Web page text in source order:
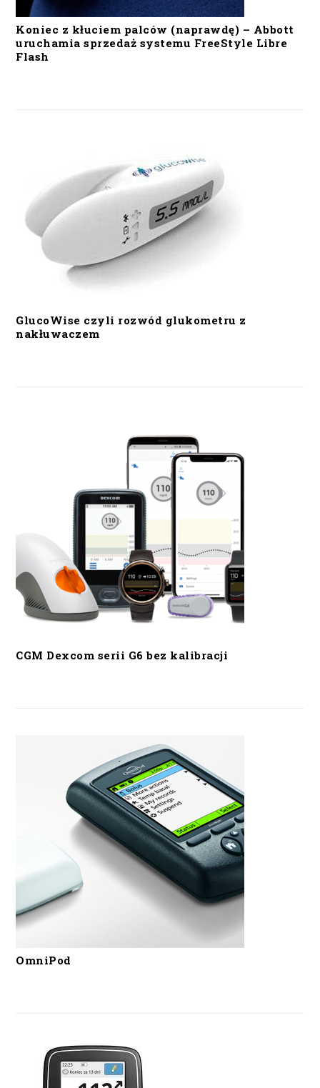
Koniec z kłuciem palców (naprawdę) – Abbott
uruchamia sprzedaż systemu FreeStyle Libre
Flash
GlucoWise czyli rozwód glukometru z
nakłuwaczem
CGM Dexcom serii G6 bez kalibracji
OmniPod